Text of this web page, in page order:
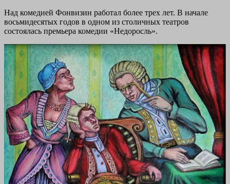
Над комедией Фонвизин работал более трех лет. В начале
восьмидесятых годов в одном из столичных театров
состоялась премьера комедии «Недоросль».